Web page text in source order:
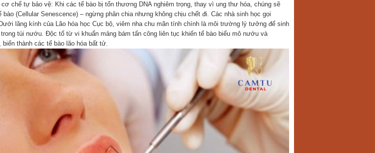
chế tự bảo vệ: Khi các tế bào bị tổn thương DNA nghiêm trọng, thay vì ung thư hóa, chúng sẽ
(Cellular Senescence) – ngừng phân chia nhưng không chịu chết đi. Các nhà sinh học gọi
lăng kính của Lão hóa học Cục bộ, viêm nha chu mãn tính chính là môi trường lý tưởng để sinh
túi nướu. Độc tố từ vi khuẩn mảng bám tấn công liên tục khiến tế bào biểu mô nướu và
thành các tế bào lão hóa bất tử.